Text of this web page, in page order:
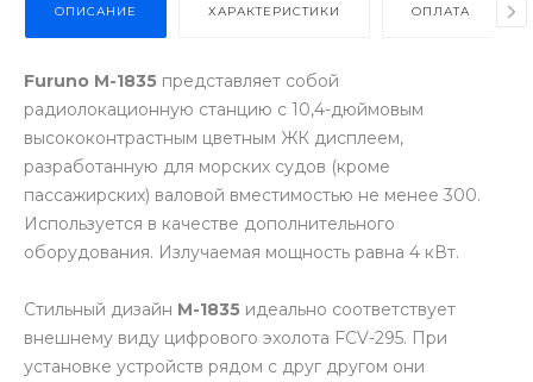
ОПИСАНИЕ ХАРАКТЕРИСТИКИ ОПЛАТА
Furuno М-1835 представляет собой
радиолокационную станцию с 10,4-дюймовым
высококонтрастным цветным ЖК дисплеем,
разработанную для морских судов (кроме
пассажирских) валовой вместимостью не менее 300.
Используется в качестве дополнительного
оборудования. Излучаемая мощность равна 4 кВт.
Стильный дизайн M-1835 идеально соответствует
внешнему виду цифрового эхолота FCV-295. При
установке устройств рядом с друг другом они